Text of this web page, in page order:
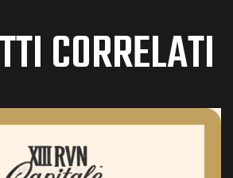
CORRELATI